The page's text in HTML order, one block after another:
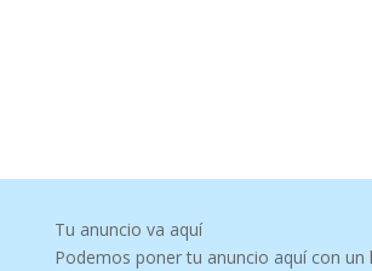
Tu anuncio va aquí
Podemos poner tu anuncio aquí con un